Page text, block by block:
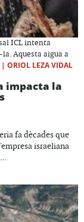
ICL intenta
Aquesta aigua a
| ORIOL LEZA VIDAL
impacta la
fa dècades que
israeliana